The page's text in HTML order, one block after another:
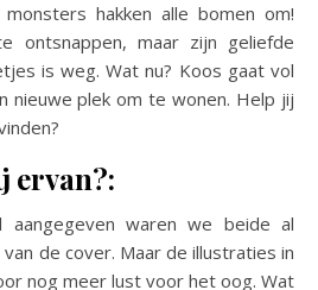
hakken alle bomen om!
ontsnappen, maar zijn geliefde
is weg. Wat nu? Koos gaat vol
nieuwe plek om te wonen. Help jij
ervan?:
waren we beide al
de cover. Maar de illustraties in
nog meer lust voor het oog. Wat